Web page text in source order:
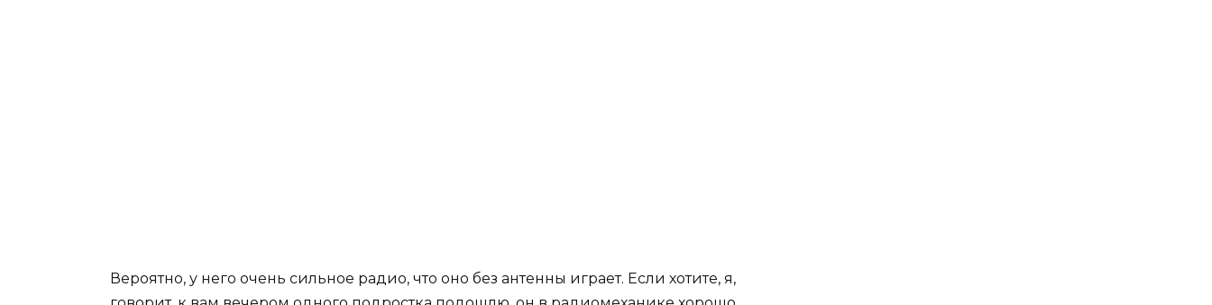
Вероятно, у него очень сильное радио, что оно без антенны играет. Если хотите, я,